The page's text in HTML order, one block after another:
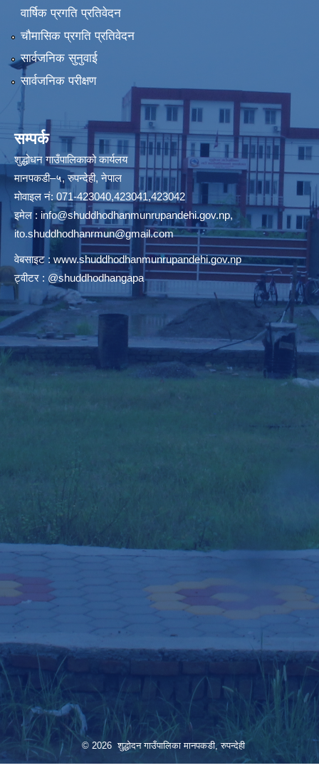
वार्षिक प्रगति प्रतिवेदन
चौमासिक प्रगति प्रतिवेदन
सार्वजनिक सुनुवाई
सार्वजनिक परीक्षण
सम्पर्क
शुद्धोधन गाउँपालिकाको कार्यलय
मानपकडी–५, रुपन्देही, नेपाल
मोवाइल नं: 071-423040,423041,423042
इमेल : info@shuddhodhanmunrupandehi.gov.np,
ito.shuddhodhanrmun@gmail.com
वेबसाइट : www.shuddhodhanmunrupandehi.gov.np
ट्वीटर : @shuddhodhangapa
© 2026 शुद्धोदन गाउँपालिका मानपकडी, रुपन्देही